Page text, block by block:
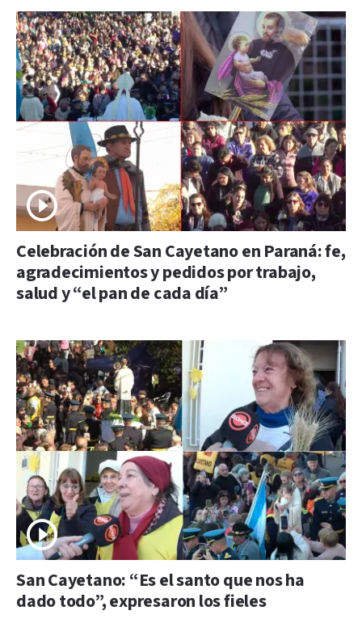
Celebración de San Cayetano en Paraná: fe,
agradecimientos y pedidos por trabajo,
salud y “el pan de cada día”
San Cayetano: “Es el santo que nos ha
dado todo”, expresaron los fieles